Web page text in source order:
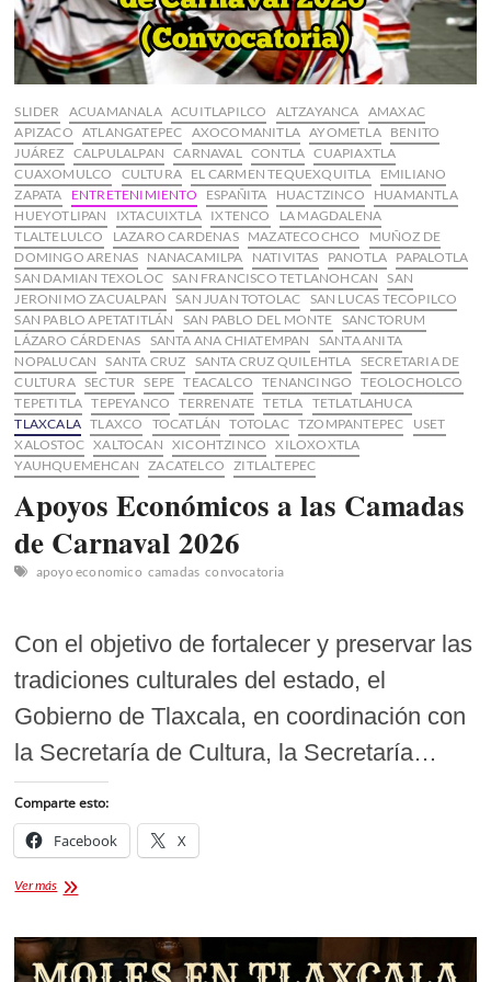
SLIDER ACUAMANALA ACUITLAPILCO ALTZAYANCA AMAXAC
APIZACO
ATLANGATEPEC AXOCOMANITLA AYOMETLA
BENITO
JUÁREZ CALPULALPAN CARNAVAL CONTLA CUAPIAXTLA
CUAXOMULCO
CULTURA EL CARMEN TEQUEXQUITLA
EMILIANO
ZAPATA
ENTRETENIMIENTO ESPAÑITA HUACTZINCO
HUAMANTLA
HUEYOTLIPAN
IXTACUIXTLA IXTENCO
LA MAGDALENA
TLALTELULCO
LAZARO CARDENAS MAZATECOCHCO
MUÑOZ DE
DOMINGO ARENAS NANACAMILPA NATIVITAS PANOTLA PAPALOTLA
SAN DAMIAN TEXOLOC SAN FRANCISCO TETLANOHCAN
SAN
JERONIMO ZACUALPAN
SAN JUAN TOTOLAC SAN LUCAS TECOPILCO
SAN PABLO APETATITLÁN
SAN PABLO DEL MONTE SANCTORUM
LÁZARO CÁRDENAS SANTA ANA CHIATEMPAN
SANTA ANITA
NOPALUCAN
SANTA CRUZ SANTA CRUZ QUILEHTLA SECRETARIA DE
CULTURA SECTUR SEPE TEACALCO TENANCINGO
TEOLOCHOLCO
TEPETITLA TEPEYANCO TERRENATE TETLA TETLATLAHUCA
TLAXCALA TLAXCO TOCATLÁN TOTOLAC TZOMPANTEPEC
USET
XALOSTOC XALTOCAN XICOHTZINCO
XILOXOXTLA
YAUHQUEMEHCAN
ZACATELCO ZITLALTEPEC
Apoyos Económicos a las Camadas
de Carnaval 2026
apoyo economico camadas convocatoria
Con el objetivo de fortalecer y preservar las
tradiciones culturales del estado, el
Gobierno de Tlaxcala, en coordinación con
la Secretaría de Cultura, la Secretaría…
Comparte esto:
Facebook X
Ver másApoyos
las
Camadas